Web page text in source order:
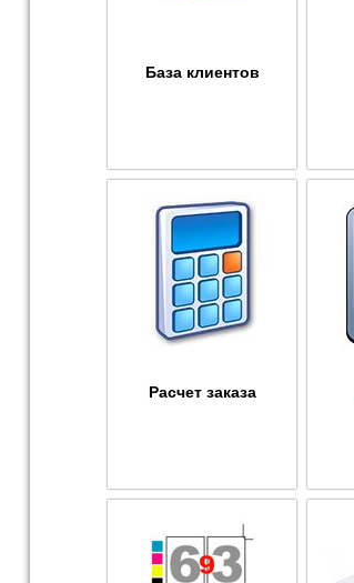
База клиентов
Расчет заказа